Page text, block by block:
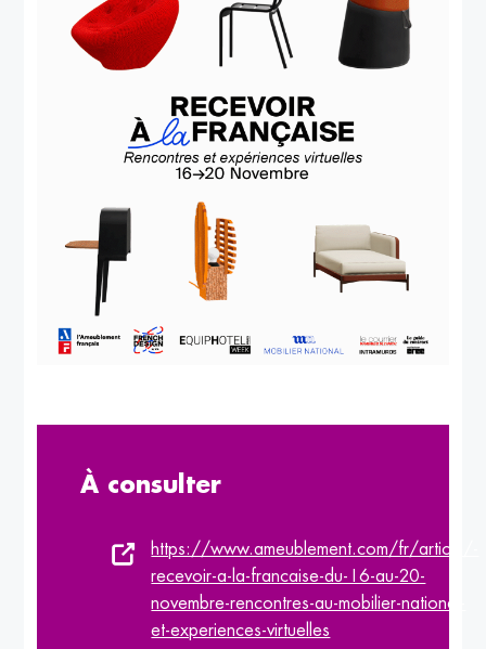
À consulter
https://www.ameublement.com/fr/article/-
recevoir-a-la-francaise-du-16-au-20-
novembre-rencontres-au-mobilier-national-
et-experiences-virtuelles